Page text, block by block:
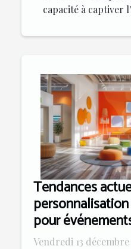
capacité à captiver
Tendances
pour
Vendredi 13 décembre